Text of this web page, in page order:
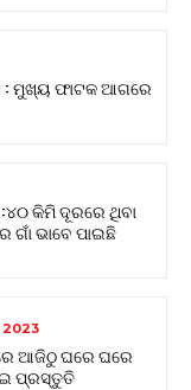
: ମୁଖ୍ୟ ଫାଟକ ଆଗରେ
କିମି ଦୂରରେ ଥିବା
ଗାଁ ଭାବେ ପାଇଛି
2023
ଆଜିଠୁ ଘରେ ଘରେ
ପ୍ରସ୍ତୁତି